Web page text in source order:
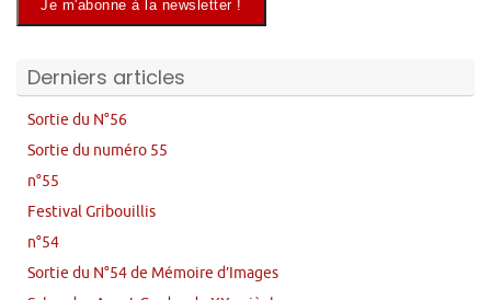
Derniers articles
Sortie du N°56
Sortie du numéro 55
n°55
Festival Gribouillis
n°54
Sortie du N°54 de Mémoire d’Images